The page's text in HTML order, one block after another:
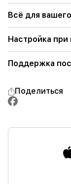
Всё для
Настройка при
Поддержка
Поделиться